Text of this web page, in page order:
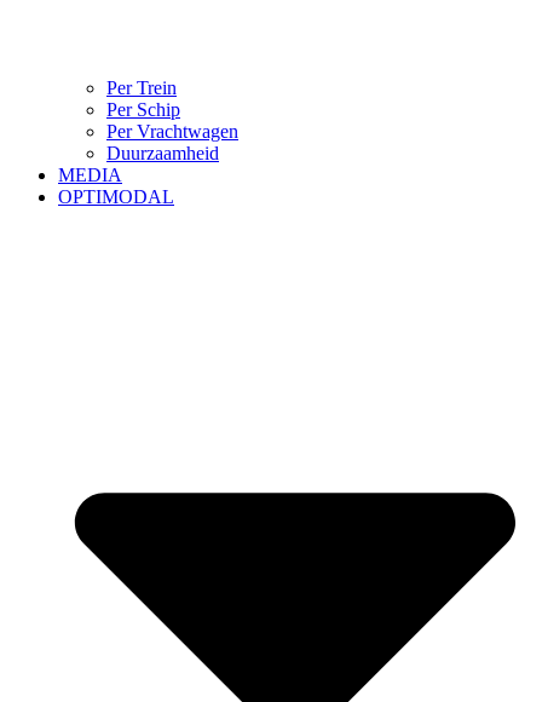
Per Trein
Per Schip
Per Vrachtwagen
Duurzaamheid
MEDIA
OPTIMODAL